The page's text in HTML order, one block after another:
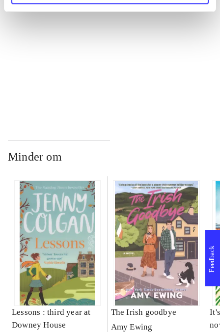
Minder om
Lessons : third year at
Downey House
The Irish goodbye
Amy Ewing
Feedback